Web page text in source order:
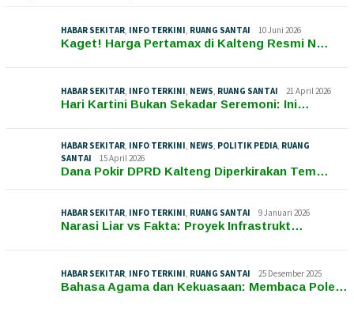
HABAR SEKITAR INFO TERKINI RUANG SANTAI 10 Juni 2026
Kaget! Harga Pertamax di Kalteng Resmi N…
HABAR SEKITAR INFO TERKINI NEWS RUANG SANTAI 21 April 2026
Hari Kartini Bukan Sekadar Seremoni: Ini…
HABAR SEKITAR INFO TERKINI NEWS POLITIK PEDIA RUANG
SANTAI
15 April 2026
Dana Pokir DPRD Kalteng Diperkirakan Tem…
HABAR SEKITAR INFO TERKINI RUANG SANTAI 9 Januari 2026
Narasi Liar vs Fakta: Proyek Infrastrukt…
HABAR SEKITAR INFO TERKINI RUANG SANTAI 25 Desember 2025
Bahasa Agama dan Kekuasaan: Membaca Pole…